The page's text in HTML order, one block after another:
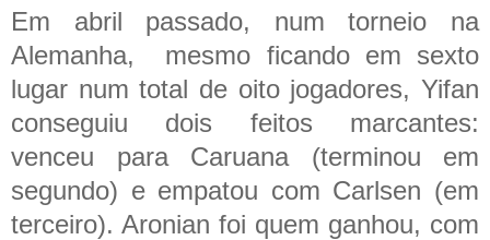
Em abril passado, num torneio na
Alemanha, mesmo ficando em sexto
lugar num total de oito jogadores, Yifan
conseguiu dois feitos marcantes:
venceu para Caruana (terminou em
segundo) e empatou com Carlsen (em
terceiro). Aronian foi quem ganhou, com